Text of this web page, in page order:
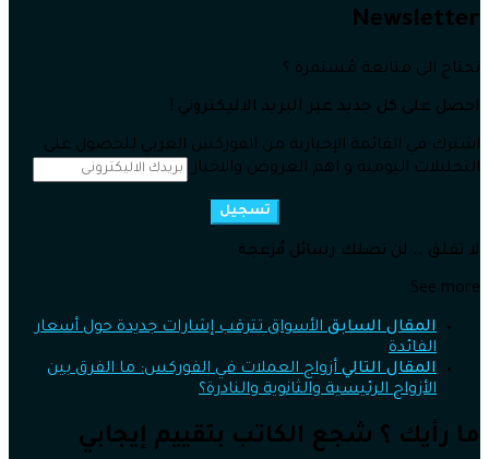
Newsletter
تحتاج الى متابعة مُستمرة ؟
احصل على كل جديد عبر البريد الاليكتروني !
اشترك في القائمة الإخبارية من الفوركس العربي للحصول على
التحليلات اليومية و اهم العروض والاخبار
تسجيل
لا تقلق .. لن تصلك رسائل مُزعجة
See more
المقال السابق الأسواق تترقب إشارات جديدة حول أسعار
الفائدة
المقال التالي أزواج العملات في الفوركس: ما الفرق بين
الأزواج الرئيسية والثانوية والنادرة؟
ما رأيك ؟ شجع الكاتب بتقييم إيجابي